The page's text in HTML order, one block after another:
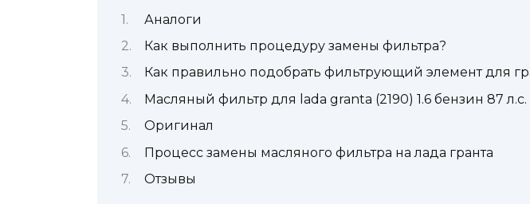
Аналоги
Как выполнить процедуру замены фильтра?
Как правильно подобрать фильтрующий элемент для
Масляный фильтр для lada granta (2190) 1.6 бензин 87 л.с.
Оригинал
Процесс замены масляного фильтра на лада гранта
Отзывы